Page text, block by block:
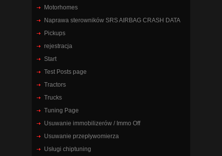
Motorhomes
Naprawa sterowników SRS AIRBAG CRASH DATA
Pickups
rejestracja
Start
Test Posts page
Tractors
Trucks
Tuning Page
Usuwanie immobilizerów / Immo Off
Usuwanie przepływomierza
Usługi chiptuning